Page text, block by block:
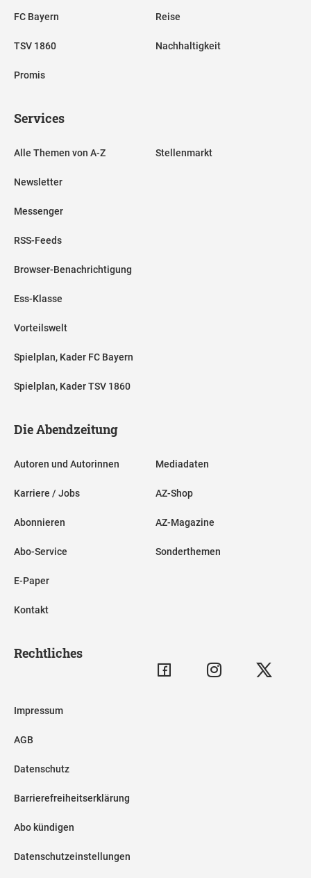
FC Bayern
TSV 1860
Promis
Reise
Nachhaltigkeit
Services
Alle Themen von A-Z
Newsletter
Messenger
RSS-Feeds
Browser-Benachrichtigung
Ess-Klasse
Vorteilswelt
Spielplan, Kader FC Bayern
Spielplan, Kader TSV 1860
Stellenmarkt
Die Abendzeitung
Autoren und Autorinnen
Karriere / Jobs
Abonnieren
Abo-Service
E-Paper
Kontakt
Mediadaten
AZ-Shop
AZ-Magazine
Sonderthemen
Rechtliches
Impressum
AGB
Datenschutz
Barrierefreiheitserklärung
Abo kündigen
Datenschutzeinstellungen